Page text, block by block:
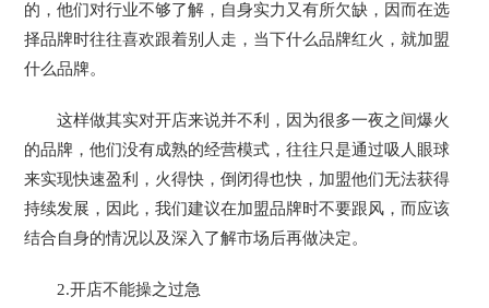
的，他们对行业不够了解，自身实力又有所欠缺，因而在选
择品牌时往往喜欢跟着别人走，当下什么品牌红火，就加盟
什么品牌。
这样做其实对开店来说并不利，因为很多一夜之间爆火
的品牌，他们没有成熟的经营模式，往往只是通过吸人眼球
来实现快速盈利，火得快，倒闭得也快，加盟他们无法获得
持续发展，因此，我们建议在加盟品牌时不要跟风，而应该
结合自身的情况以及深入了解市场后再做决定。
2.开店不能操之过急